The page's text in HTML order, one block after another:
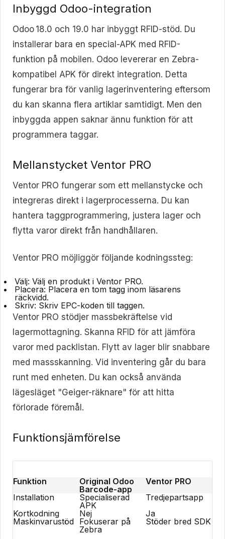
Inbyggd Odoo-integration
Odoo 18.0 och 19.0 har inbyggt RFID-stöd. Du
installerar bara en special-APK med RFID-
funktion på mobilen. Odoo levererar en Zebra-
kompatibel APK för direkt integration. Detta
fungerar bra för vanlig lagerinventering eftersom
du kan skanna flera artiklar samtidigt. Men den
inbyggda appen saknar ännu funktion för att
programmera taggar.
Mellanstycket Ventor PRO
Ventor PRO fungerar som ett mellanstycke och
integreras direkt i lagerprocesserna. Du kan
hantera taggprogrammering, justera lager och
flytta varor direkt från handhållaren.
Ventor PRO möjliggör följande kodningssteg:
Välj: Välj en produkt i Ventor PRO.
Placera: Placera en tom tagg inom läsarens
räckvidd.
Skriv: Skriv EPC-koden till taggen.
Ventor PRO stödjer massbekräftelse vid
lagermottagning. Skanna RFID för att jämföra
varor med packlistan. Flytt av lager blir snabbare
med massskanning. Vid inventering går du bara
runt med enheten. Du kan också använda
lägesläget "Geiger-räknare" för att hitta
förlorade föremål.
Funktionsjämförelse
Funktion
Original Odoo
Barcode-app
Ventor PRO
Installation
Specialiserad
APK
Tredjepartsapp
Kortkodning
Nej
Ja
Maskinvarustöd Fokuserar på
Zebra
Stöder bred SDK